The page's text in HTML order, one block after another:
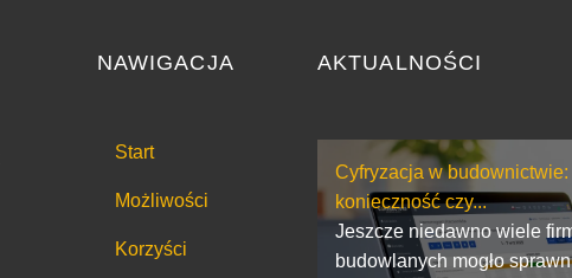
NAWIGACJA
Start
Możliwości
Korzyści
AKTUALNOŚCI
Cyfryzacja w budownictwie:
konieczność czy...
Jeszcze niedawno wiele
budowlanych mogło